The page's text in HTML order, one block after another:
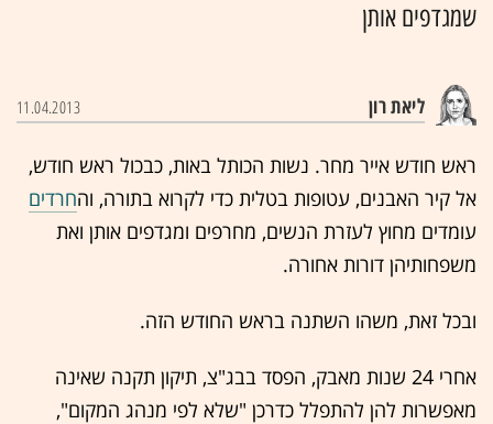
שמגדפים אותן
ליאת רון 11.04.2013
ראש חודש אייר מחר. נשות הכותל באות, כבכול ראש חודש,
אל קיר האבנים, עטופות בטלית כדי לקרוא בתורה, והחרדים
עומדים מחוץ לעזרת הנשים, מחרפים ומגדפים אותן ואת
משפחותיהן דורות אחורה.
ובכל זאת, משהו השתנה בראש החודש הזה.
אחרי 24 שנות מאבק, הפסד בבג"צ, תיקון תקנה שאינה
מאפשרות להן להתפלל כדרכן "שלא לפי מנהג המקום",